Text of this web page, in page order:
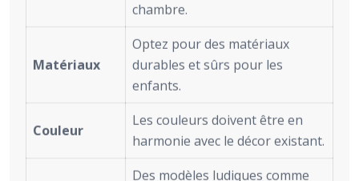
chambre.
Matériaux
Optez pour des matériaux
durables et sûrs pour les
enfants.
Couleur
Les couleurs doivent être en
harmonie avec le décor existant.
Des modèles ludiques comme